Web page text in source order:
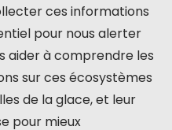
ces informations
pour nous alerter
aider à comprendre les
sur ces écosystèmes
de la glace, et leur
pour mieux